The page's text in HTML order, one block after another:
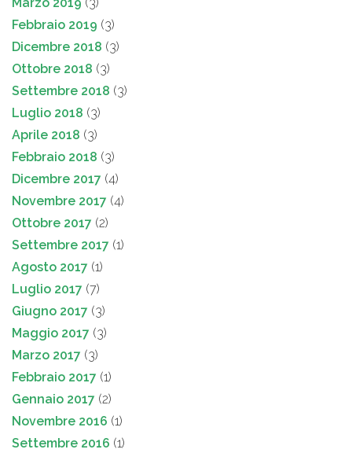
Febbraio 2019 (3)
Dicembre 2018 (3)
Ottobre 2018 (3)
Settembre 2018 (3)
Luglio 2018 (3)
Aprile 2018 (3)
Febbraio 2018 (3)
Dicembre 2017 (4)
Novembre 2017 (4)
Ottobre 2017 (2)
Settembre 2017 (1)
Agosto 2017 (1)
Luglio 2017 (7)
Giugno 2017 (3)
Maggio 2017 (3)
Marzo 2017 (3)
Febbraio 2017 (1)
Gennaio 2017 (2)
Novembre 2016 (1)
Settembre 2016 (1)